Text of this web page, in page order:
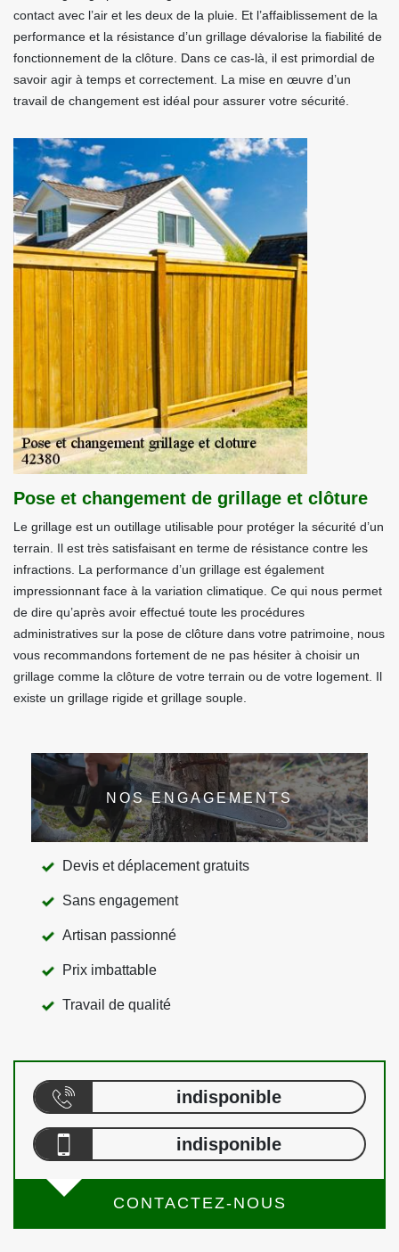
contact avec l’air et les deux de la pluie. Et l’affaiblissement de la
performance et la résistance d’un grillage dévalorise la fiabilité de
fonctionnement de la clôture. Dans ce cas-là, il est primordial de
savoir agir à temps et correctement. La mise en œuvre d’un
travail de changement est idéal pour assurer votre sécurité.
Pose et changement de grillage et clôture
Le grillage est un outillage utilisable pour protéger la sécurité d’un
terrain. Il est très satisfaisant en terme de résistance contre les
infractions. La performance d’un grillage est également
impressionnant face à la variation climatique. Ce qui nous permet
de dire qu’après avoir effectué toute les procédures
administratives sur la pose de clôture dans votre patrimoine, nous
vous recommandons fortement de ne pas hésiter à choisir un
grillage comme la clôture de votre terrain ou de votre logement. Il
existe un grillage rigide et grillage souple.
NOS ENGAGEMENTS
Devis et déplacement gratuits
Sans engagement
Artisan passionné
Prix imbattable
Travail de qualité
indisponible
indisponible
CONTACTEZ-NOUS